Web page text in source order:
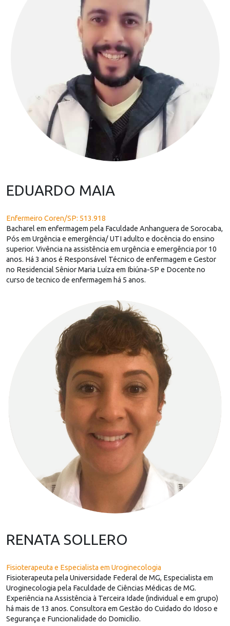
EDUARDO MAIA
Enfermeiro Coren/SP: 513.918
Bacharel em enfermagem pela Faculdade Anhanguera de Sorocaba,
Pós em Urgência e emergência/ UTI adulto e docência do ensino
superior. Vivência na assistência em urgência e emergência por 10
anos. Há 3 anos é Responsável Técnico de enfermagem e Gestor
no Residencial Sênior Maria Luíza em Ibiúna-SP e Docente no
curso de tecnico de enfermagem há 5 anos.
RENATA SOLLERO
Fisioterapeuta e Especialista em Uroginecologia
Fisioterapeuta pela Universidade Federal de MG, Especialista em
Uroginecologia pela Faculdade de Ciências Médicas de MG.
Experiência na Assistência à Terceira Idade (individual e em grupo)
há mais de 13 anos. Consultora em Gestão do Cuidado do Idoso e
Segurança e Funcionalidade do Domicílio.